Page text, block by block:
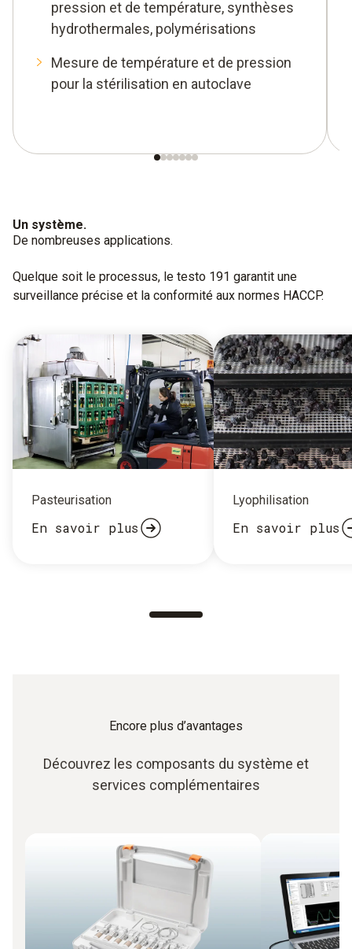
pression et de température, synthèses
hydrothermales, polymérisations
Mesure de température et de pression
pour la stérilisation en autoclave
Un système.
De nombreuses applications.
Quelque soit le processus, le testo 191 garantit une
surveillance précise et la conformité aux normes HACCP.
Pasteurisation
En savoir plus
Lyophilisation
En savoir plus
Encore plus d’avantages
Découvrez les composants du système et
services complémentaires